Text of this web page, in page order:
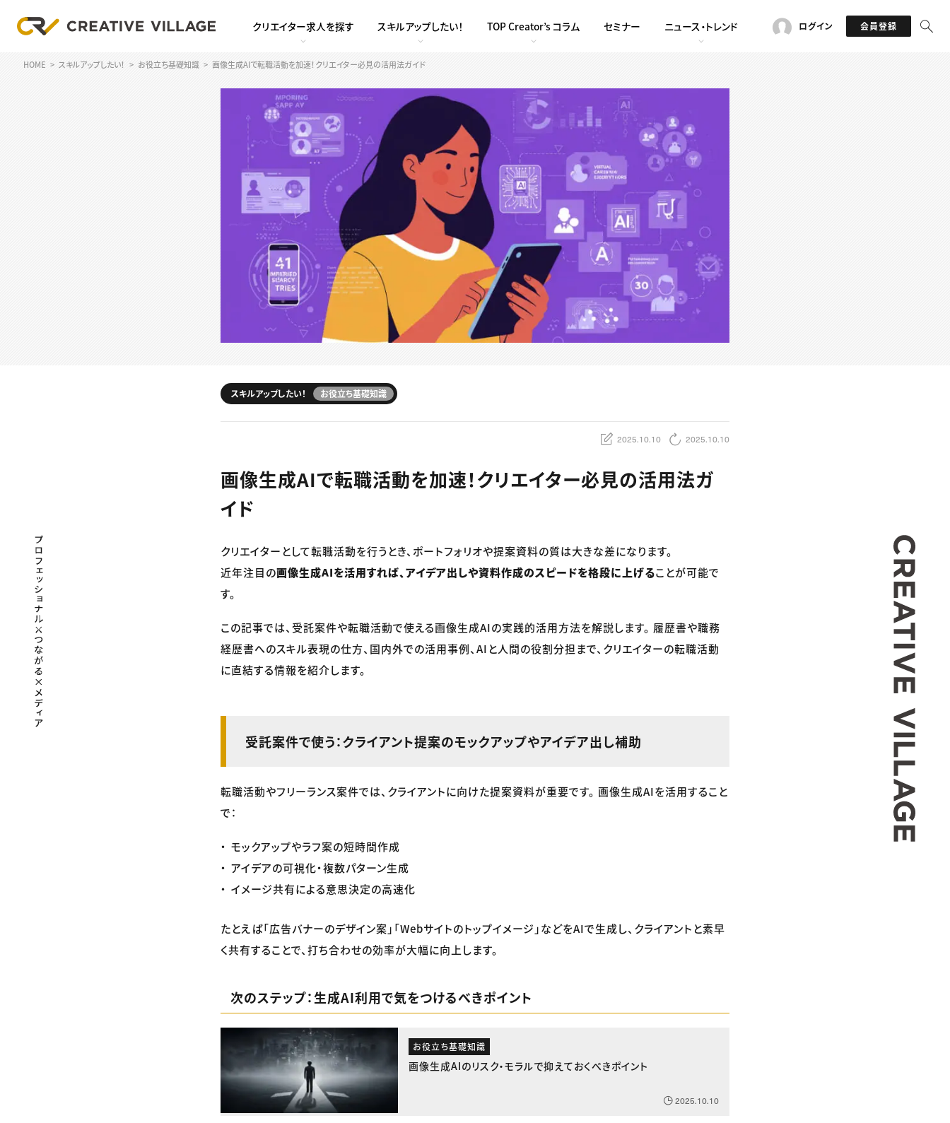
クリエイター求人を探す スキルアップしたい！ TOP Creator’s コラム セミナー ニュース・トレンド ログイン 会員登録
HOME スキルアップしたい！ お役立ち基礎知識 画像生成AIで転職活動を加速！クリエイター必見の活用法ガイド
スキルアップしたい！ お役立ち基礎知識
2025.10.10 2025.10.10
画像生成AIで転職活動を加速！クリエイター必見の活用法ガ
イド
クリエイターとして転職活動を行うとき、ポートフォリオや提案資料の質は大きな差になります。
近年注目の画像生成AIを活用すれば、アイデア出しや資料作成のスピードを格段に上げることが可能で
す。
この記事では、受託案件や転職活動で使える画像生成AIの実践的活用方法を解説します。 履歴書や職務
経歴書へのスキル表現の仕方、国内外での活用事例、AIと人間の役割分担まで、クリエイターの転職活動
に直結する情報を紹介します。
受託案件で使う：クライアント提案のモックアップやアイデア出し補助
転職活動やフリーランス案件では、クライアントに向けた提案資料が重要です。 画像生成AIを活用すること
で：
モックアップやラフ案の短時間作成
アイデアの可視化・複数パターン生成
イメージ共有による意思決定の高速化
たとえば「広告バナーのデザイン案」「Webサイトのトップイメージ」などをAIで生成し、クライアントと素早
く共有することで、打ち合わせの効率が大幅に向上します。
次のステップ：生成AI利用で気をつけるべきポイント
お役立ち基礎知識
画像生成AIのリスク・モラルで抑えておくべきポイント
2025.10.10